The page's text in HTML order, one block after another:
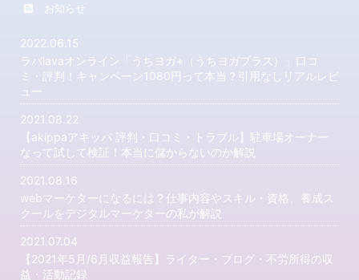
お知らせ
2022.06.15
ラバlavaオンライン「うちヨガ+（うちヨガプラス）」口コ
ミ・評判！キャンペーン1080円って本当？引用なしリアルレビ
ュー
2021.08.22
【akippaアキッパ 評判・口コミ・トラブル】駐車場オーナー
なって試して検証！本当に儲からないのか解説
2021.08.16
webマーケターになるには？仕事内容やスキル・資格、養成ス
クールをデジタルマーケターの私が解説
2021.07.04
【2021年5月/6月収益報告】ライター・ブログ・不労所得の収
益・活動記録